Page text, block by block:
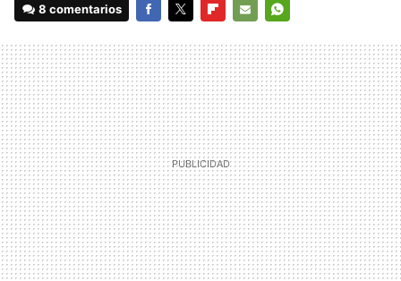
8 comentarios
MAIL